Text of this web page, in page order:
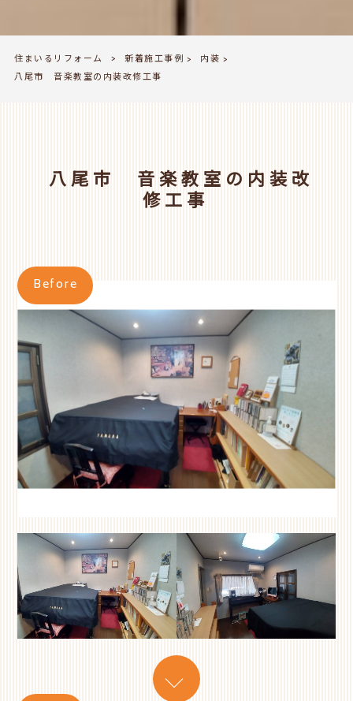
住まいるリフォーム > 新着施工事例 > 内装 >
八尾市 音楽教室の内装改修工事
八尾市 音楽教室の内装改
修工事
Before